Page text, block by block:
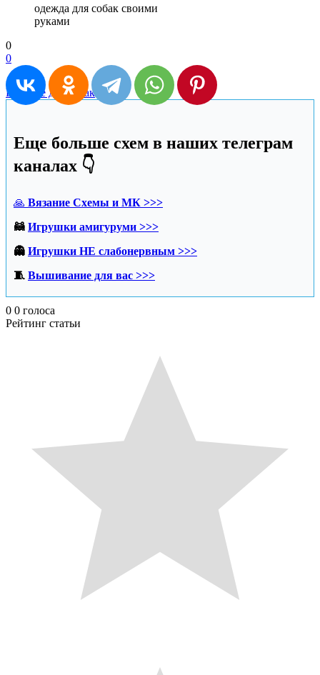
одежда для собак своими
руками
0
0
Вязание для собак
Еще больше схем в наших телеграм
каналах 👇
🙏 Вязание Схемы и МК >>>
🦝 Игрушки амигуруми >>>
👻 Игрушки НЕ слабонервным >>>
🧵 Вышивание для вас >>>
0 0 голоса
Рейтинг статьи